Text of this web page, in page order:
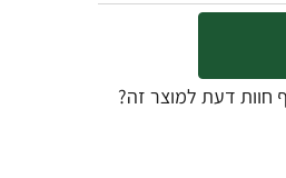
חוות דעת למוצר זה?